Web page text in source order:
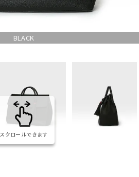
BLACK
スクロールできます